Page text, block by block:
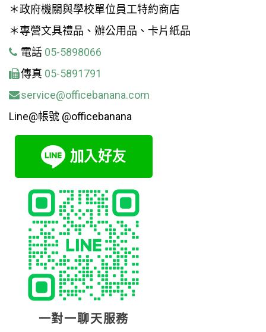
＊政府機關與學校單位員工特約商店
＊專營文具禮品、辦公用品、卡片紙品
電話 05-5898066
傳真 05-5891791
service@officebanana.com
Line@帳號 @officebanana
一對一聊天服務